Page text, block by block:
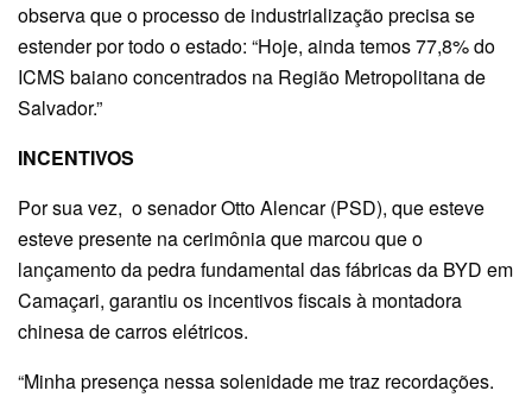
observa que o processo de industrialização precisa se
estender por todo o estado: “Hoje, ainda temos 77,8% do
ICMS baiano concentrados na Região Metropolitana de
Salvador.”
INCENTIVOS
Por sua vez, o senador Otto Alencar (PSD), que esteve
esteve presente na cerimônia que marcou que o
lançamento da pedra fundamental das fábricas da BYD em
Camaçari, garantiu os incentivos fiscais à montadora
chinesa de carros elétricos.
“Minha presença nessa solenidade me traz recordações.